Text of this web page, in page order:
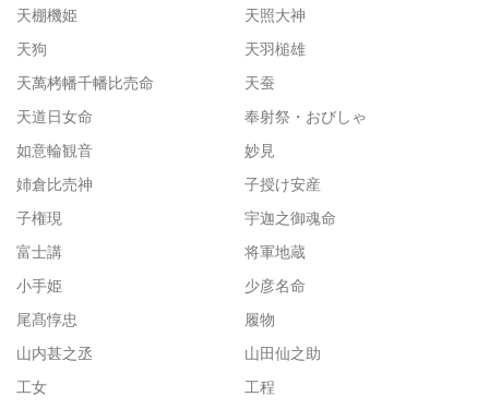
天棚機姫
天照大神
天狗
天羽槌雄
天萬栲幡千幡比売命
天蚕
天道日女命
奉射祭・おびしゃ
如意輪観音
妙見
姉倉比売神
子授け安産
子権現
宇迦之御魂命
富士講
将軍地蔵
小手姫
少彦名命
尾髙惇忠
履物
山内甚之丞
山田仙之助
工女
工程